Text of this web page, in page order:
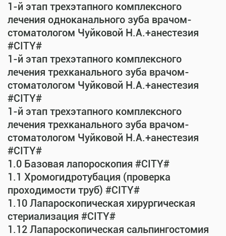
1-й этап трехэтапного комплексного
лечения одноканального зуба врачом-
стоматологом Чуйковой Н.А.+анестезия
#CITY#
1-й этап трехэтапного комплексного
лечения трехканального зуба врачом-
стоматологом Чуйковой Н.А.+анестезия
#CITY#
1-й этап трехэтапного комплексного
лечения трехканального зуба врачом-
стоматологом Чуйковой Н.А.+анестезия
#CITY#
1.0 Базовая лапороскопия #CITY#
1.1 Хромогидротубация (проверка
проходимости труб) #CITY#
1.10 Лапароскопическая хирургическая
стериализация #CITY#
1.12 Лапароскопическая сальпингостомия